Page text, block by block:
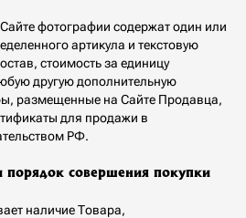
фотографии содержат один или
артикула и текстовую
стоимость за единицу
другую дополнительную
размещенные на Сайте Продавца,
для продажи в
РФ.
порядок совершения покупки
наличие Товара,